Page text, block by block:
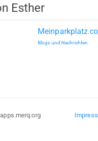
Esther
Blogs und Nachrichten